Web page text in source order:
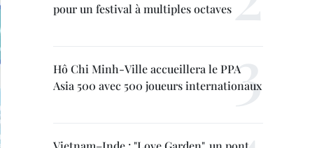
pour un festival à multiples octaves
Hô Chi Minh-Ville accueillera le PPA
Asia 500 avec 500 joueurs internationaux